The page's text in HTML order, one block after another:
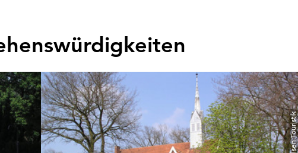
| Uelsen Touristik